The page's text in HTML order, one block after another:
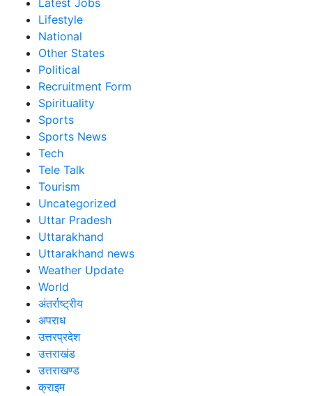
Latest Jobs
Lifestyle
National
Other States
Political
Recruitment Form
Spirituality
Sports
Sports News
Tech
Tele Talk
Tourism
Uncategorized
Uttar Pradesh
Uttarakhand
Uttarakhand news
Weather Update
World
अंतर्राष्ट्रीय
अपराध
उत्तरप्रदेश
उत्तराखंड
उत्तराखण्ड
क्राइम